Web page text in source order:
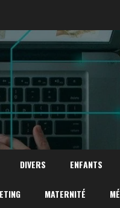
DIVERS ENFANTS
MATERNITÉ